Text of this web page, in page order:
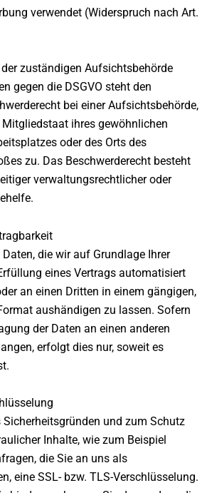
verwendet (Widerspruch nach Art.
zuständigen Aufsichts­behörde
gegen die DSGVO steht den
bei einer Aufsichtsbehörde,
ihres gewöhnlichen
oder des Orts des
zu. Das Beschwerderecht besteht
verwaltungsrechtlicher oder
die wir auf Grundlage Ihrer
eines Vertrags automatisiert
an einen Dritten in einem gängigen,
aushändigen zu lassen. Sofern
der Daten an einen anderen
erfolgt dies nur, soweit es
Sicherheitsgründen und zum Schutz
Inhalte, wie zum Beispiel
die Sie an uns als
eine SSL- bzw. TLS-Verschlüsselung.